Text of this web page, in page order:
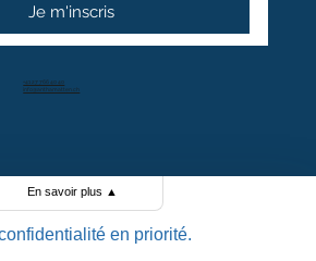
+41 27 766 40 40
info@anthamatten.ch
Je m'inscris
4.4
+ de 100 avis clients
En savoir plus ▲
en priorité.